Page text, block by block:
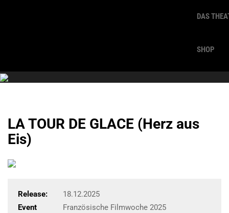
DAS
SHOP
LA TOUR DE GLACE (Herz aus
Eis)
Release:
18.12.2025
Event
Französische Filmwoche 2025